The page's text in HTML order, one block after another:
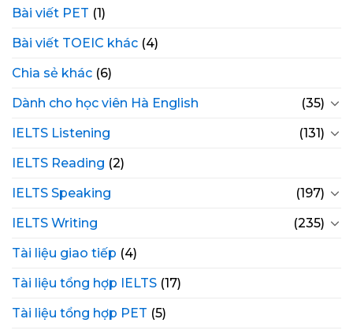
Bài viết PET (1)
Bài viết TOEIC khác (4)
Chia sẻ khác (6)
Dành cho học viên Hà English
(35)
IELTS Listening
(131)
IELTS Reading (2)
IELTS Speaking
(197)
IELTS Writing
(235)
Tài liệu giao tiếp (4)
Tài liệu tổng hợp IELTS (17)
Tài liệu tổng hợp PET (5)